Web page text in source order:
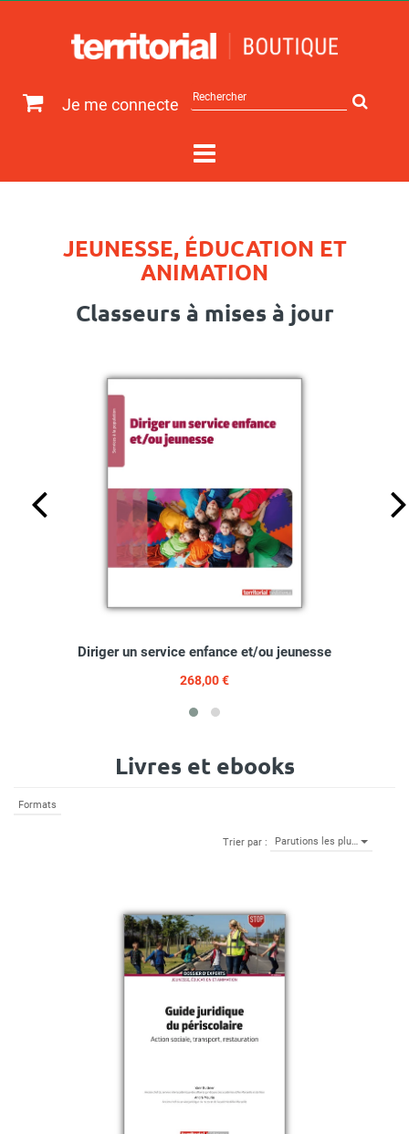
Je me connecte
sur
JEUNESSE, ÉDUCATION ET
ANIMATION
Classeurs à mises à jour
Diriger un service enfance et/ou jeunesse
268,00 €
Livres et ebooks
Formats
Trier par : Parutions les plu…